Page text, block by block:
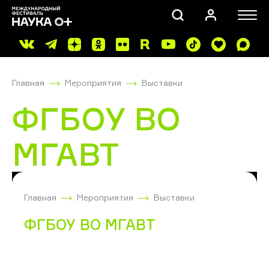
Главная Мероприятия Выставки
ФГБОУ ВО
МГАВТ
Главная Мероприятия Выставки
ФГБОУ ВО МГАВТ